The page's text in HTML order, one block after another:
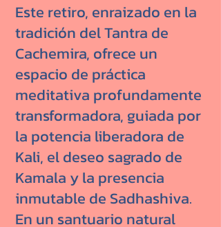
Este retiro, enraizado en la
tradición del Tantra de
Cachemira, ofrece un
espacio de práctica
meditativa profundamente
transformadora, guiada por
la potencia liberadora de
Kali, el deseo sagrado de
Kamala y la presencia
inmutable de Sadhashiva.
En un santuario natural